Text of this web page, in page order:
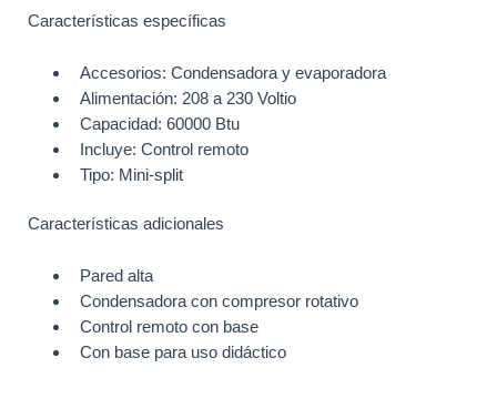
Características específicas
Accesorios: Condensadora y evaporadora
Alimentación: 208 a 230 Voltio
Capacidad: 60000 Btu
Incluye: Control remoto
Tipo: Mini-split
Características adicionales
Pared alta
Condensadora con compresor rotativo
Control remoto con base
Con base para uso didáctico